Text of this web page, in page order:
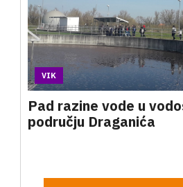
VIK
Pad razine vode u
području Draganića